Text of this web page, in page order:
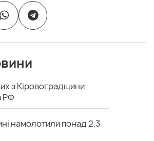
з Кіровоградщини
РФ
намолотили понад 2,3